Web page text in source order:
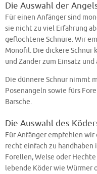
Die Auswahl der
Für einen Anfänger sind
sie nicht zu viel Erfahrung
geflochtene Schnüre. Wir
Monofil. Die dickere Schnur
und Zander zum Einsatz
Die dünnere Schnur nimmt
Posenangeln sowie fürs
Barsche.
Die Auswahl des
Für Anfänger empfehlen wir
recht einfach zu handhaben
Forellen, Welse oder
lebende Köder wie Würmer